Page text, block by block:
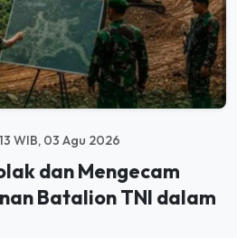
WIB, 03 Agu 2026
dan Mengecam
Batalion TNI dalam